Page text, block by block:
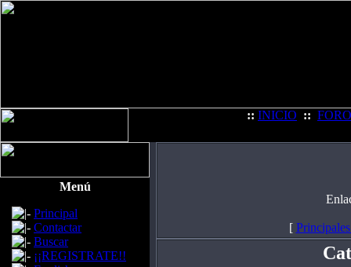
:: INICIO :: FORO
Menú
Principal
Contactar
Buscar
¡¡REGISTRATE!!
[